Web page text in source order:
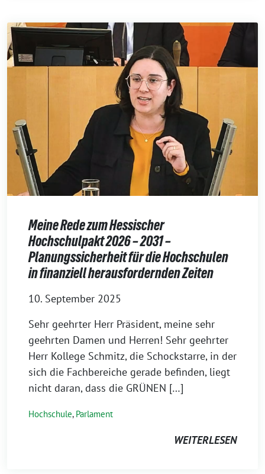
Meine Rede zum Hessischer
Hochschulpakt 2026 – 2031 –
Planungssicherheit für die Hochschulen
in finanziell herausfordernden Zeiten
10. September 2025
Sehr geehrter Herr Präsident, meine sehr
geehrten Damen und Herren! Sehr geehrter
Herr Kollege Schmitz, die Schockstarre, in der
sich die Fachbereiche gerade befinden, liegt
nicht daran, dass die GRÜNEN […]
Hochschule, Parlament
WEITERLESEN